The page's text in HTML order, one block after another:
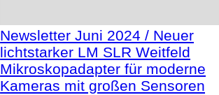
Newsletter Juni 2024 / Neuer
lichtstarker LM SLR Weitfeld
Mikroskopadapter für moderne
Kameras mit großen Sensoren